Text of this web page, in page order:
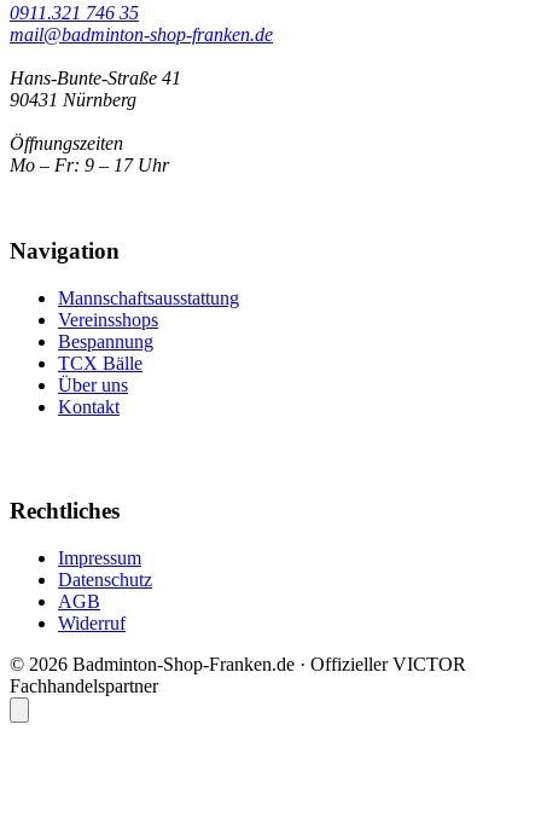
0911.321 746 35
mail@badminton-shop-franken.de
Hans-Bunte-Straße 41
90431 Nürnberg
Öffnungszeiten
Mo – Fr: 9 – 17 Uhr
Navigation
Mannschaftsausstattung
Vereinsshops
Bespannung
TCX Bälle
Über uns
Kontakt
Rechtliches
Impressum
Datenschutz
AGB
Widerruf
© 2026 Badminton-Shop-Franken.de · Offizieller VICTOR
Fachhandelspartner